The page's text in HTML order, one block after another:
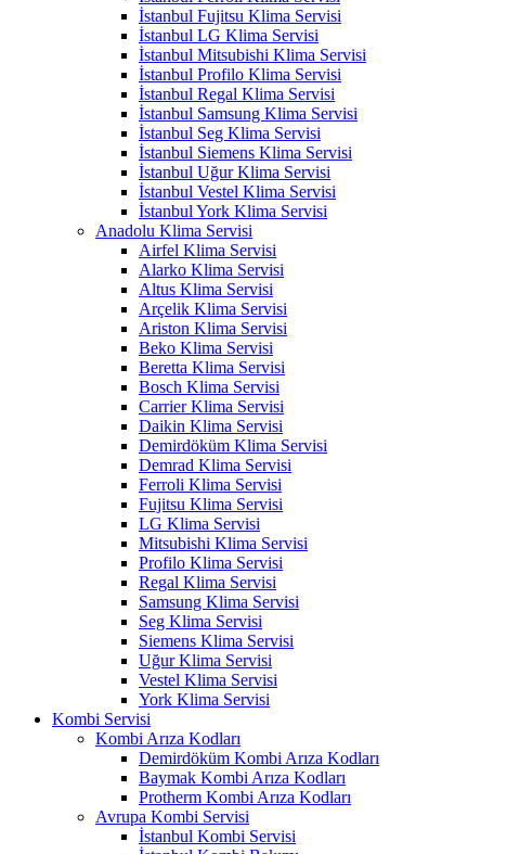
İstanbul Fujitsu Klima Servisi
İstanbul LG Klima Servisi
İstanbul Mitsubishi Klima Servisi
İstanbul Profilo Klima Servisi
İstanbul Regal Klima Servisi
İstanbul Samsung Klima Servisi
İstanbul Seg Klima Servisi
İstanbul Siemens Klima Servisi
İstanbul Uğur Klima Servisi
İstanbul Vestel Klima Servisi
İstanbul York Klima Servisi
Anadolu Klima Servisi
Airfel Klima Servisi
Alarko Klima Servisi
Altus Klima Servisi
Arçelik Klima Servisi
Ariston Klima Servisi
Beko Klima Servisi
Beretta Klima Servisi
Bosch Klima Servisi
Carrier Klima Servisi
Daikin Klima Servisi
Demirdöküm Klima Servisi
Demrad Klima Servisi
Ferroli Klima Servisi
Fujitsu Klima Servisi
LG Klima Servisi
Mitsubishi Klima Servisi
Profilo Klima Servisi
Regal Klima Servisi
Samsung Klima Servisi
Seg Klima Servisi
Siemens Klima Servisi
Uğur Klima Servisi
Vestel Klima Servisi
York Klima Servisi
Kombi Servisi
Kombi Arıza Kodları
Demirdöküm Kombi Arıza Kodları
Baymak Kombi Arıza Kodları
Protherm Kombi Arıza Kodları
Avrupa Kombi Servisi
İstanbul Kombi Servisi